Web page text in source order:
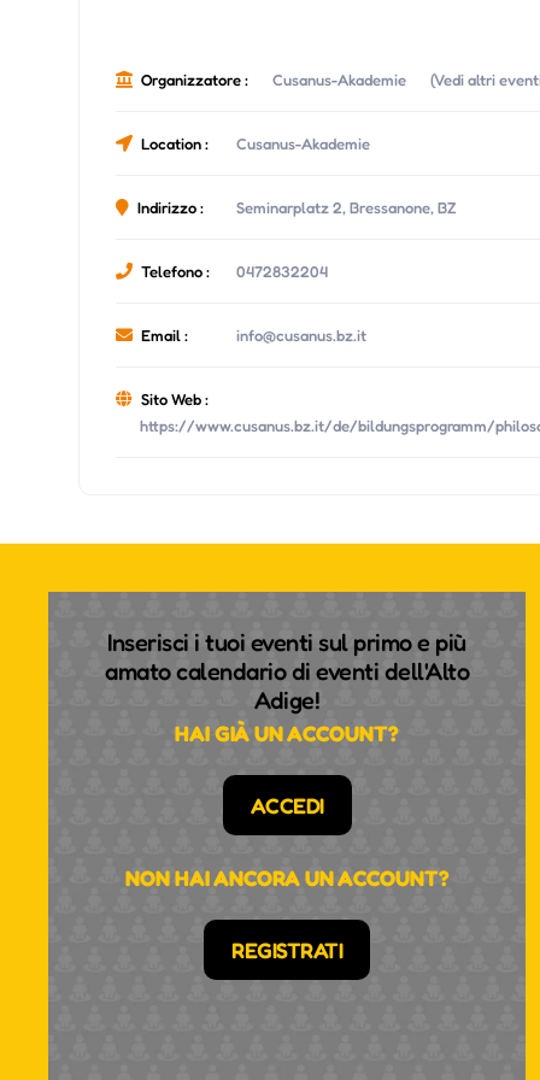
Organizzatore : Cusanus-Akademie (Vedi altri
Location : Cusanus-Akademie
Indirizzo : Seminarplatz 2, Bressanone, BZ
Telefono : 0472832204
Email : info@cusanus.bz.it
Sito Web :
https://www.cusanus.bz.it/de/bildungsprogramm/
Inserisci i tuoi eventi sul primo e più
amato calendario di eventi dell'Alto
Adige!
HAI GIÀ UN ACCOUNT?
ACCEDI
NON HAI ANCORA UN ACCOUNT?
REGISTRATI